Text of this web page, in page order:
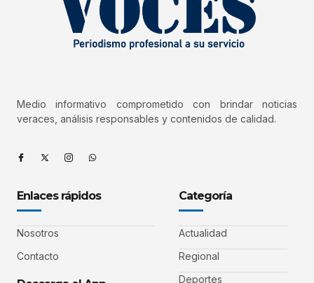
Medio informativo comprometido con brindar noticias
veraces, análisis responsables y contenidos de calidad.
Enlaces rápidos
Nosotros
Contacto
Categoría
Actualidad
Regional
Deportes